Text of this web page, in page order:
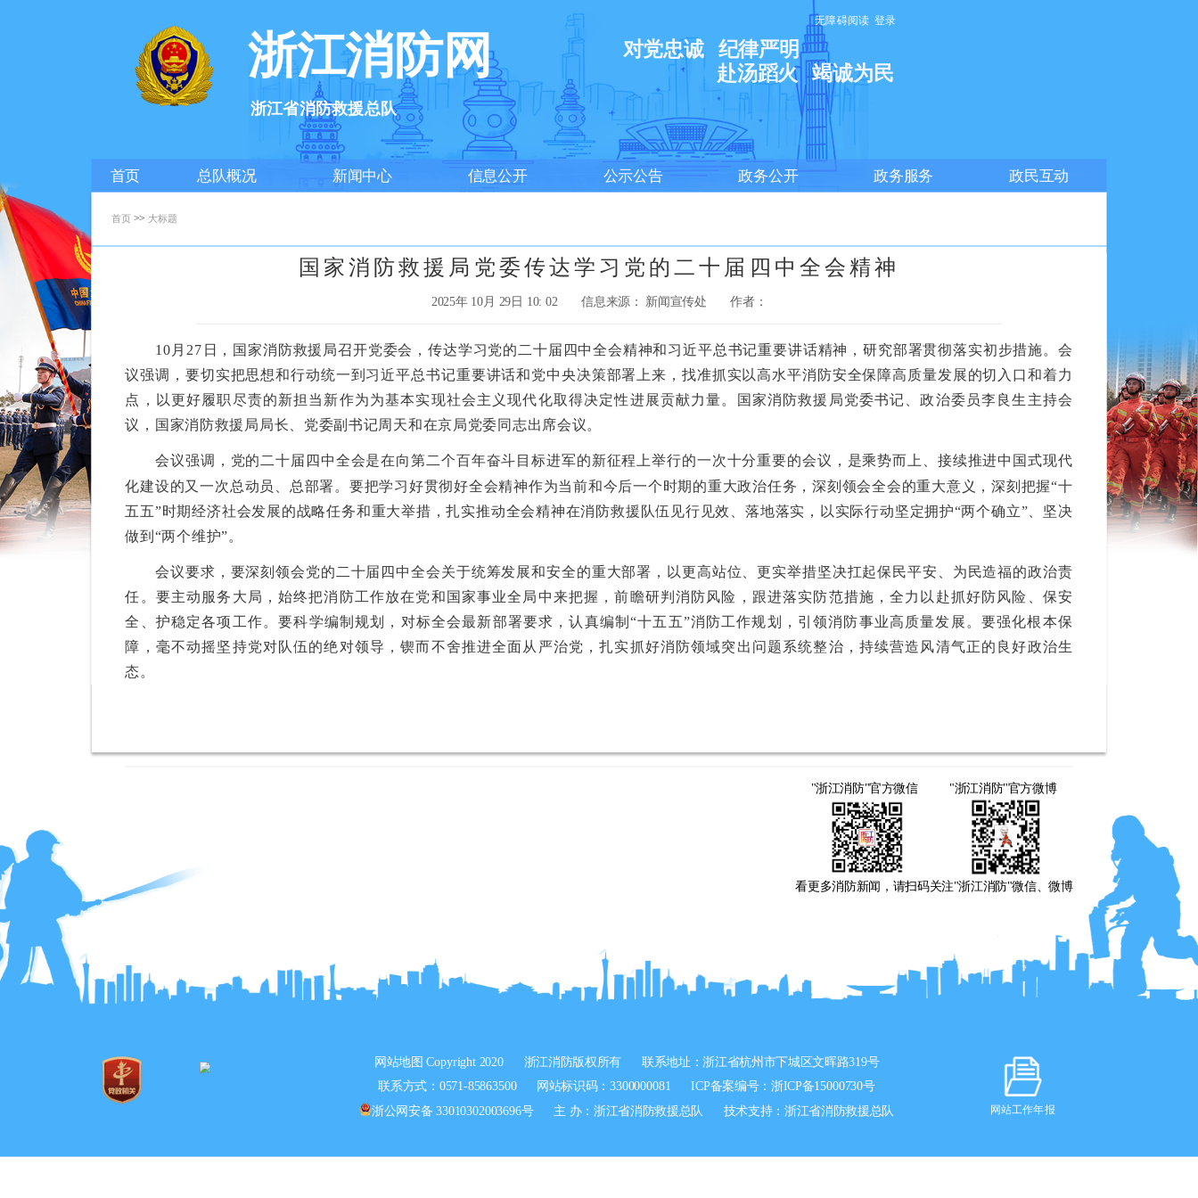
登录
无障碍阅读
浙江消防网
浙江省消防救援总队
对党忠诚
纪律严明
赴汤蹈火
竭诚为民
首页 总队概况 新闻中心 信息公开 公示公告 政务公开 政务服务 政民互动
首页 >> 大标题
国家消防救援局党委传达学习党的二十届四中全会精神
2025年 10月 29日 10: 02 信息来源： 新闻宣传处 作者：
10月27日，国家消防救援局召开党委会，传达学习党的二十届四中全会精神和习近平总书记重要讲话精神，研究部署贯彻落实初步措施。会
议强调，要切实把思想和行动统一到习近平总书记重要讲话和党中央决策部署上来，找准抓实以高水平消防安全保障高质量发展的切入口和着力
点，以更好履职尽责的新担当新作为为基本实现社会主义现代化取得决定性进展贡献力量。国家消防救援局党委书记、政治委员李良生主持会
议，国家消防救援局局长、党委副书记周天和在京局党委同志出席会议。
会议强调，党的二十届四中全会是在向第二个百年奋斗目标进军的新征程上举行的一次十分重要的会议，是乘势而上、接续推进中国式现代
化建设的又一次总动员、总部署。要把学习好贯彻好全会精神作为当前和今后一个时期的重大政治任务，深刻领会全会的重大意义，深刻把握“十
五五”时期经济社会发展的战略任务和重大举措，扎实推动全会精神在消防救援队伍见行见效、落地落实，以实际行动坚定拥护“两个确立”、坚决
做到“两个维护”。
会议要求，要深刻领会党的二十届四中全会关于统筹发展和安全的重大部署，以更高站位、更实举措坚决扛起保民平安、为民造福的政治责
任。要主动服务大局，始终把消防工作放在党和国家事业全局中来把握，前瞻研判消防风险，跟进落实防范措施，全力以赴抓好防风险、保安
全、护稳定各项工作。要科学编制规划，对标全会最新部署要求，认真编制“十五五”消防工作规划，引领消防事业高质量发展。要强化根本保
障，毫不动摇坚持党对队伍的绝对领导，锲而不舍推进全面从严治党，扎实抓好消防领域突出问题系统整治，持续营造风清气正的良好政治生
态。
"浙江消防"官方微信 "浙江消防"官方微博
看更多消防新闻，请扫码关注"浙江消防"微信、微博
网站地图 Copyright 2020 浙江消防版权所有
联系地址：浙江省杭州市下城区文晖路319号
联系方式：0571-85863500
网站标识码：3300000081 ICP备案编号： 浙ICP备15000730号
浙公网安备 33010302003696号
主 办：浙江省消防救援总队 技术支持：浙江省消防救援总队 网站工作年报